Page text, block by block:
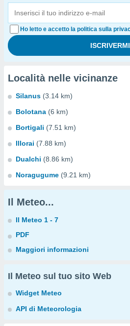
Ho letto e accetto la politica sulla
Località nelle vicinanze
Silanus (3.14 km)
Bolotana (6 km)
Bortigali (7.51 km)
Illorai (7.88 km)
Dualchi (8.86 km)
Noragugume (9.21 km)
Il Meteo...
Il Meteo 1 - 7
PDF
Maggiori informazioni
Il Meteo sul tuo sito Web
Widget Meteo
API di Meteorologia